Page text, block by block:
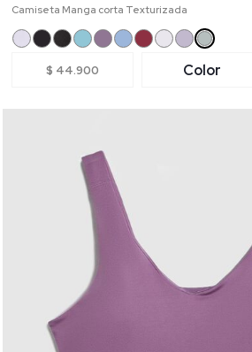
Camiseta Manga corta Texturizada
$ 44.900 Color